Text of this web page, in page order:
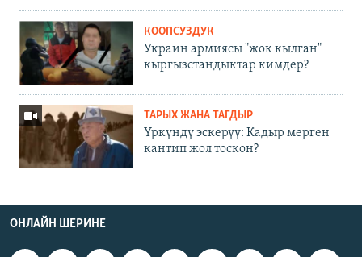
КООПСУЗДУК
Украин армиясы "жок кылган"
кыргызстандыктар кимдер?
ТАРЫХ ЖАНА ТАГДЫР
Үркүндү эскерүү: Кадыр мерген
кантип жол тоскон?
ОНЛАЙН ШЕРИНЕ